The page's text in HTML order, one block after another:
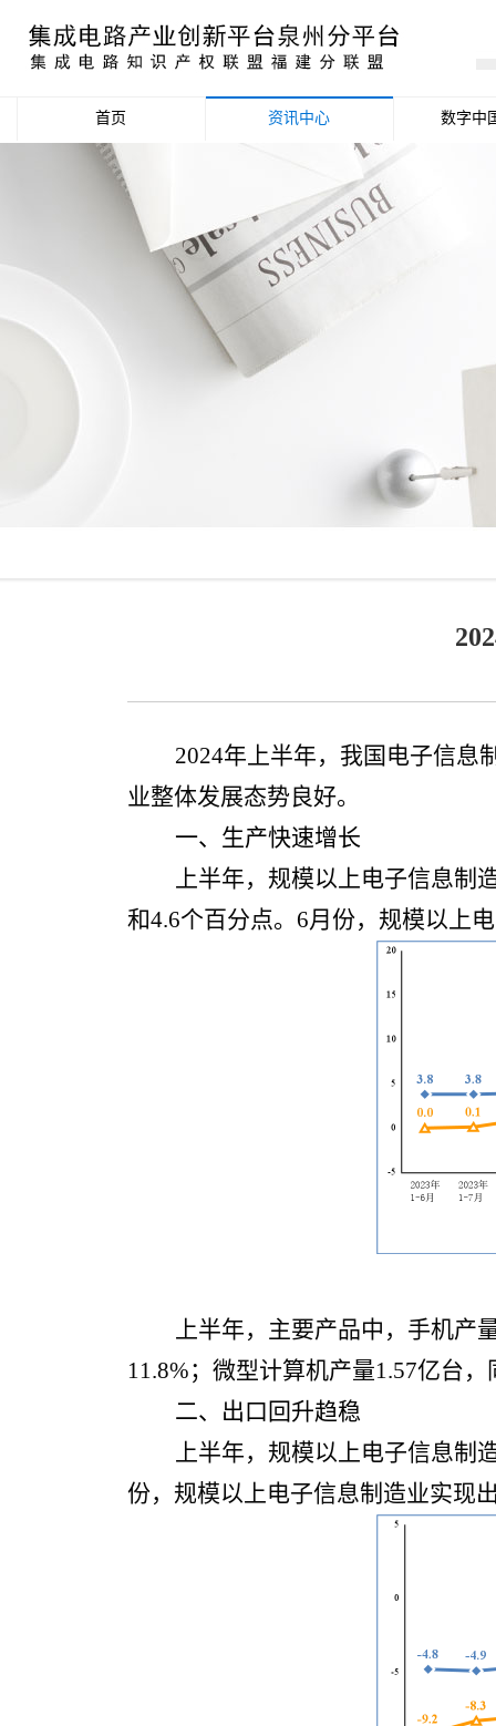
首页 资讯中心
政策信息
活动公告
数据统计分析
数字中
2024年上半年，我国电子信息
业整体发展态势良好。
一、生产快速增长
上半年，规模以上电子信息制
和4.6个百分点。6月份，规模以上
上半年，主要产品中，手机产
11.8%；微型计算机产量1.57亿台
二、出口回升趋稳
上半年，规模以上电子信息制
份，规模以上电子信息制造业实现